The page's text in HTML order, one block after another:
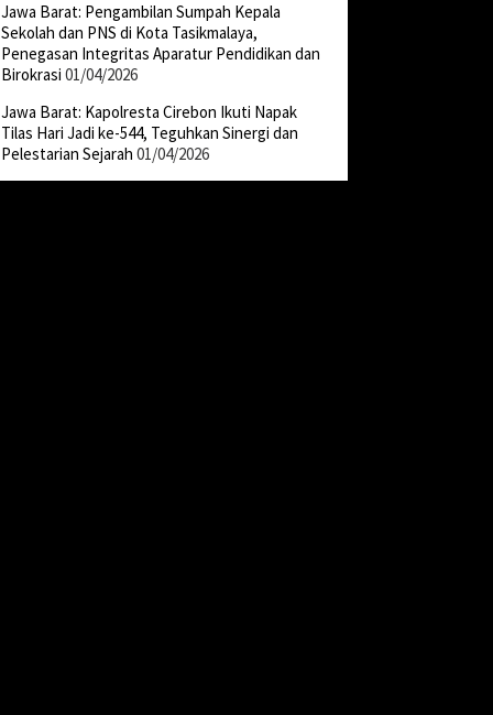
Jawa Barat: Pengambilan Sumpah Kepala
Sekolah dan PNS di Kota Tasikmalaya,
Penegasan Integritas Aparatur Pendidikan dan
Birokrasi 01/04/2026
Jawa Barat: Kapolresta Cirebon Ikuti Napak
Tilas Hari Jadi ke-544, Teguhkan Sinergi dan
Pelestarian Sejarah 01/04/2026